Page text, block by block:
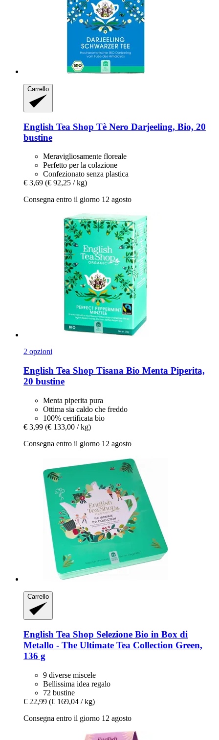
Carrello
English Tea Shop Tè Nero Darjeeling, Bio, 20
bustine
Meravigliosamente floreale
Perfetto per la colazione
Confezionato senza plastica
€ 3,69 (€ 92,25 / kg)
Consegna entro il giorno 12 agosto
2 opzioni
English Tea Shop Tisana Bio Menta Piperita,
20 bustine
Menta piperita pura
Ottima sia caldo che freddo
100% certificata bio
€ 3,99 (€ 133,00 / kg)
Consegna entro il giorno 12 agosto
Carrello
English Tea Shop Selezione Bio in Box di
Metallo -​ The Ultimate Tea Collection Green,
136 g
9 diverse miscele
Bellissima idea regalo
72 bustine
€ 22,99 (€ 169,04 / kg)
Consegna entro il giorno 12 agosto